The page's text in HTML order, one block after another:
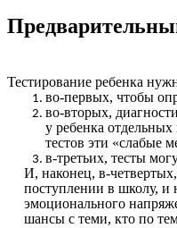
Тестирование ребенка
во-первых, чтобы
во-вторых,
у ребенка
тестов эти «слабые
в-третьих, тесты
И, наконец, в-
поступлении в школу, и
эмоционального
шансы с теми, кто по